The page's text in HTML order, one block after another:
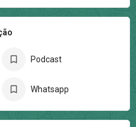
Podcast
Whatsapp